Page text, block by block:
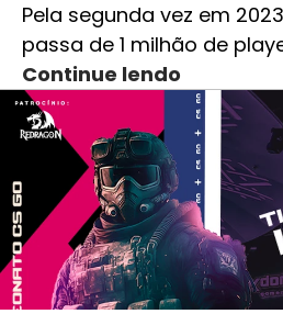
Pela segunda vez em
passa de 1 milhão de
Continue lendo